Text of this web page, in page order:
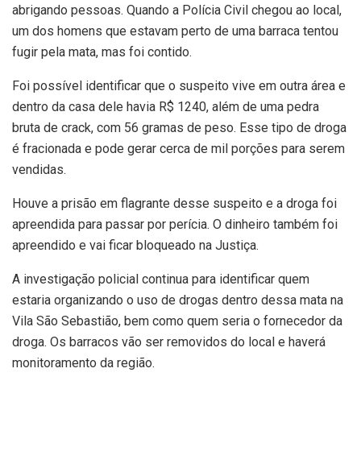
abrigando pessoas. Quando a Polícia Civil chegou ao local,
um dos homens que estavam perto de uma barraca tentou
fugir pela mata, mas foi contido.
Foi possível identificar que o suspeito vive em outra área e
dentro da casa dele havia R$ 1240, além de uma pedra
bruta de crack, com 56 gramas de peso. Esse tipo de droga
é fracionada e pode gerar cerca de mil porções para serem
vendidas.
Houve a prisão em flagrante desse suspeito e a droga foi
apreendida para passar por perícia. O dinheiro também foi
apreendido e vai ficar bloqueado na Justiça.
A investigação policial continua para identificar quem
estaria organizando o uso de drogas dentro dessa mata na
Vila São Sebastião, bem como quem seria o fornecedor da
droga. Os barracos vão ser removidos do local e haverá
monitoramento da região.